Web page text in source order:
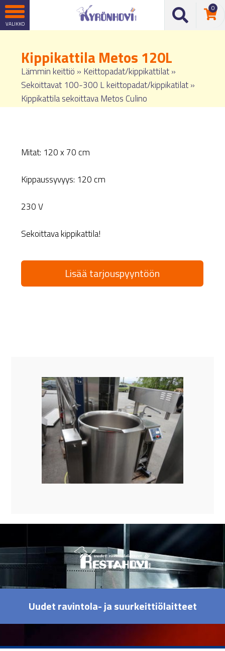
0
Kippikattila Metos 120L
Lämmin keittiö » Keittopadat/kippikattilat»
Sekoittavat 100-300 L keittopadat/kippikatilat»
Kippikattila sekoittava Metos Culino
Mitat: 120 x 70 cm
Kippaussyvyys: 120 cm
230 V
Sekoittava kippikattila!
Lisää tarjouspyyntöön
Uudet ravintola- ja suurkeittiölaitteet